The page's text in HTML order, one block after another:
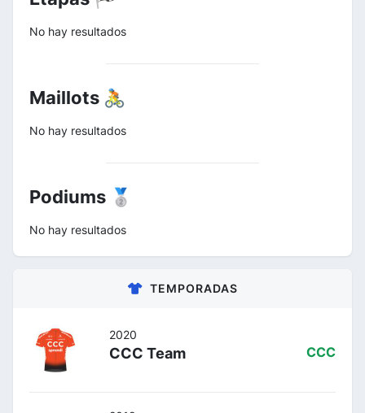
No hay resultados
Maillots 🚴
No hay resultados
Podiums 🥈
No hay resultados
TEMPORADAS
2020
CCC Team CCC